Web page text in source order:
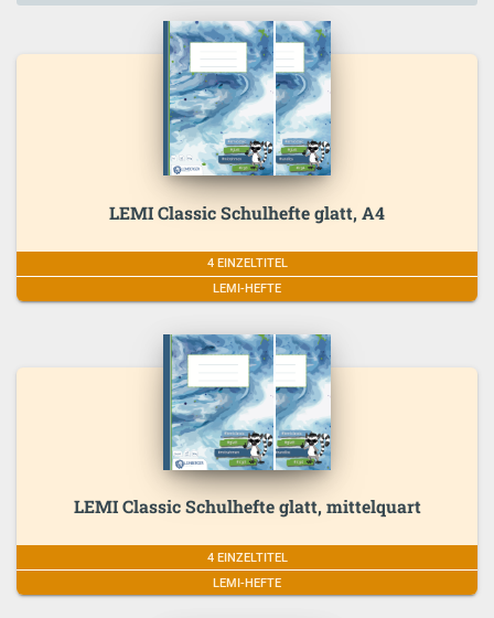
LEMI Classic Schulhefte glatt, A4
4 EINZELTITEL
LEMI-HEFTE
LEMI Classic Schulhefte glatt, mittelquart
4 EINZELTITEL
LEMI-HEFTE